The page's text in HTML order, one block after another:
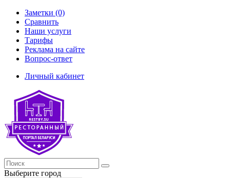
Заметки (0)
Сравнить
Наши услуги
Тарифы
Реклама на сайте
Вопрос-ответ
Личный кабинет
Выберите город